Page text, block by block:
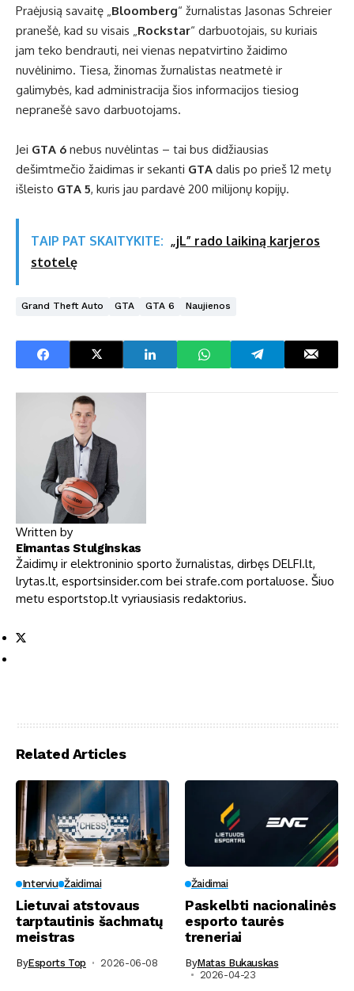
Praėjusią savaitę „Bloomberg“ žurnalistas Jasonas Schreier
pranešė, kad su visais „Rockstar“ darbuotojais, su kuriais
jam teko bendrauti, nei vienas nepatvirtino žaidimo
nuvėlinimo. Tiesa, žinomas žurnalistas neatmetė ir
galimybės, kad administracija šios informacijos tiesiog
nepranešė savo darbuotojams.
Jei GTA 6 nebus nuvėlintas – tai bus didžiausias
dešimtmečio žaidimas ir sekanti GTA dalis po prieš 12 metų
išleisto GTA 5, kuris jau pardavė 200 milijonų kopijų.
TAIP PAT SKAITYKITE: „jL” rado laikiną karjeros
stotelę
Grand Theft Auto GTA GTA 6 Naujienos
Written by
Eimantas Stulginskas
Žaidimų ir elektroninio sporto žurnalistas, dirbęs DELFI.lt,
lrytas.lt, esportsinsider.com bei strafe.com portaluose. Šiuo
metu esportstop.lt vyriausiasis redaktorius.
Related Articles
Interviu Žaidimai
Lietuvai atstovaus
tarptautinis šachmatų
meistras
ByEsports Top 2026-06-08
Žaidimai
Paskelbti nacionalinės
esporto taurės
treneriai
ByMatas Bukauskas
2026-04-23